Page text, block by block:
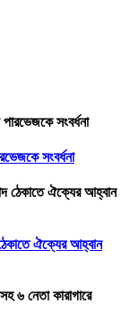
সংবর্ধনা
ঐক্যের আহ্বান